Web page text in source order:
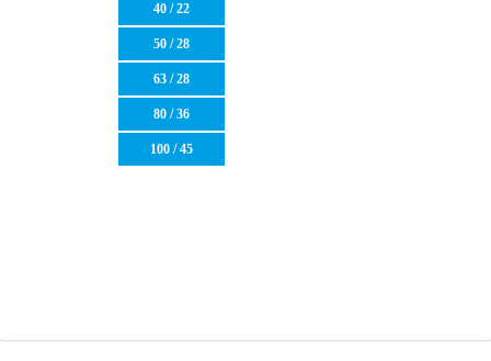
40 / 22
50 / 28
63 / 28
80 / 36
100 / 45